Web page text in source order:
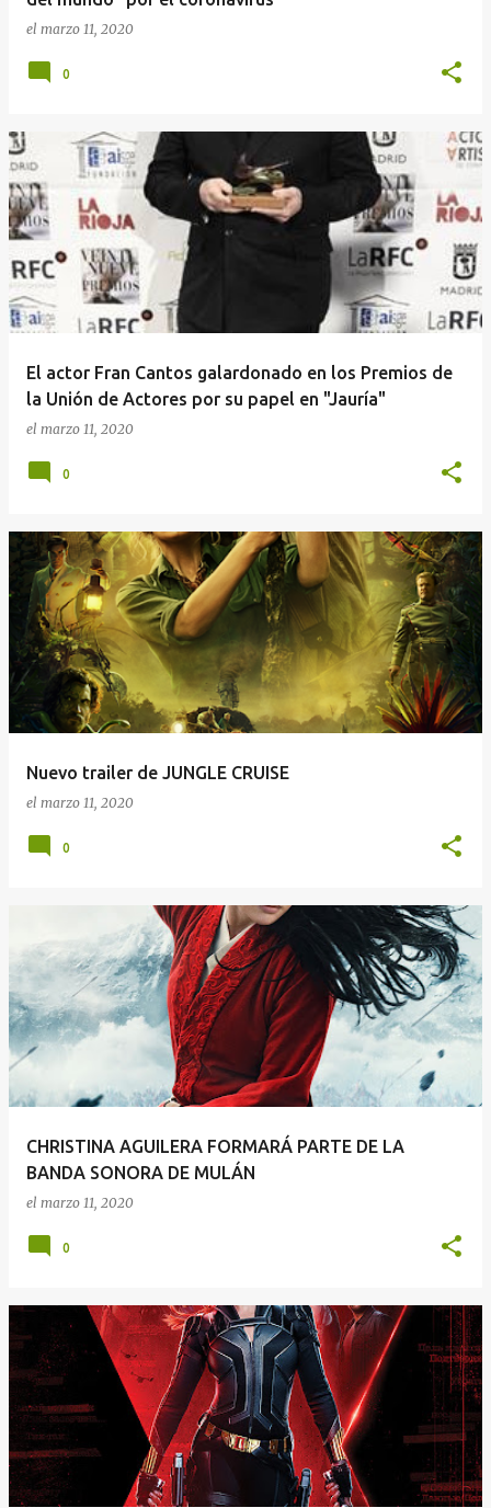
el marzo 11, 2020
0
El actor Fran Cantos galardonado en los Premios de
la Unión de Actores por su papel en "Jauría"
el marzo 11, 2020
0
Nuevo trailer de JUNGLE CRUISE
el marzo 11, 2020
0
CHRISTINA AGUILERA FORMARÁ PARTE DE LA
BANDA SONORA DE MULÁN
el marzo 11, 2020
0